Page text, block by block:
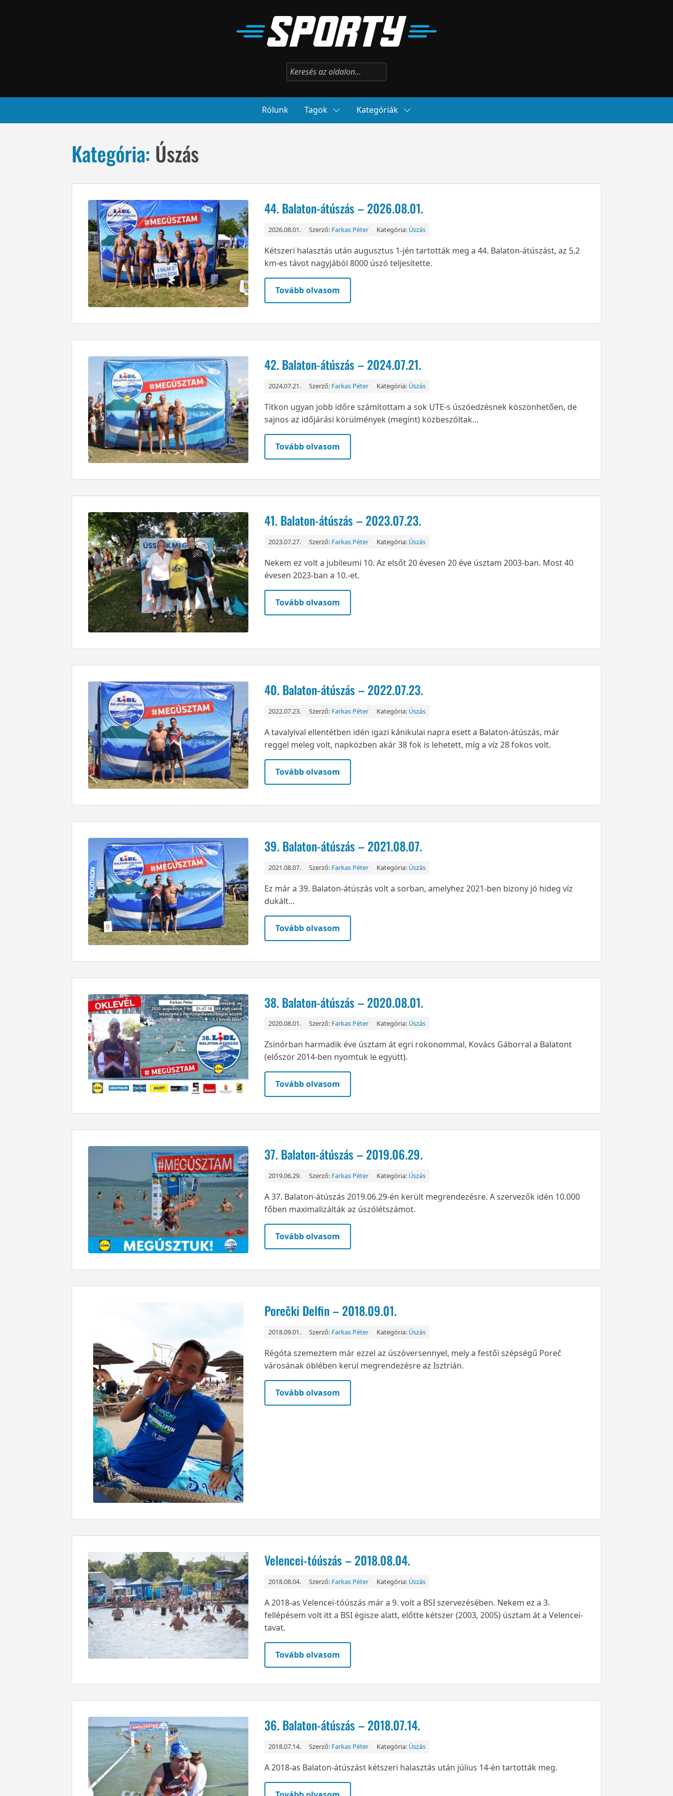
Rólunk Tagok Kategóriák
Kategória: Úszás
44. Balaton-átúszás – 2026.08.01.
2026.08.01. Szerző: Farkas Péter Kategória: Úszás
Kétszeri halasztás után augusztus 1-jén tartották meg a 44. Balaton-átúszást, az 5,2
km-es távot nagyjából 8000 úszó teljesítette.
Tovább olvasom
42. Balaton-átúszás – 2024.07.21.
2024.07.21. Szerző: Farkas Péter Kategória: Úszás
Titkon ugyan jobb időre számítottam a sok UTE-s úszóedzésnek köszönhetően, de
sajnos az időjárási körülmények (megint) közbeszóltak…
Tovább olvasom
41. Balaton-átúszás – 2023.07.23.
2023.07.27. Szerző: Farkas Péter Kategória: Úszás
Nekem ez volt a jubileumi 10. Az elsőt 20 évesen 20 éve úsztam 2003-ban. Most 40
évesen 2023-ban a 10.-et.
Tovább olvasom
40. Balaton-átúszás – 2022.07.23.
2022.07.23. Szerző: Farkas Péter Kategória: Úszás
A tavalyival ellentétben idén igazi kánikulai napra esett a Balaton-átúszás, már
reggel meleg volt, napközben akár 38 fok is lehetett, míg a víz 28 fokos volt.
Tovább olvasom
39. Balaton-átúszás – 2021.08.07.
2021.08.07. Szerző: Farkas Péter Kategória: Úszás
Ez már a 39. Balaton-átúszás volt a sorban, amelyhez 2021-ben bizony jó hideg víz
dukált…
Tovább olvasom
38. Balaton-átúszás – 2020.08.01.
2020.08.01. Szerző: Farkas Péter Kategória: Úszás
Zsinórban harmadik éve úsztam át egri rokonommal, Kovács Gáborral a Balatont
(először 2014-ben nyomtuk le együtt).
Tovább olvasom
37. Balaton-átúszás – 2019.06.29.
2019.06.29. Szerző: Farkas Péter Kategória: Úszás
A 37. Balaton-átúszás 2019.06.29-én került megrendezésre. A szervezők idén 10.000
főben maximalizálták az úszólétszámot.
Tovább olvasom
Porečki Delfin – 2018.09.01.
2018.09.01. Szerző: Farkas Péter Kategória: Úszás
Régóta szemeztem már ezzel az úszóversennyel, mely a festői szépségű Poreč
városának öblében kerül megrendezésre az Isztrián.
Tovább olvasom
Velencei-tóúszás – 2018.08.04.
2018.08.04. Szerző: Farkas Péter Kategória: Úszás
A 2018-as Velencei-tóúszás már a 9. volt a BSI szervezésében. Nekem ez a 3.
fellépésem volt itt a BSI égisze alatt, előtte kétszer (2003, 2005) úsztam át a Velencei-
tavat.
Tovább olvasom
36. Balaton-átúszás – 2018.07.14.
2018.07.14. Szerző: Farkas Péter Kategória: Úszás
A 2018-as Balaton-átúszást kétszeri halasztás után július 14-én tartották meg.